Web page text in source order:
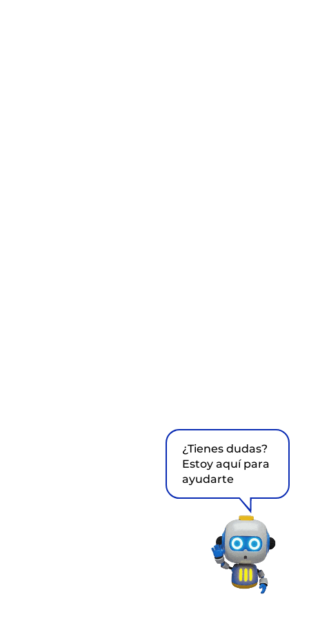
¿Tienes dudas?
Estoy aquí para
ayudarte